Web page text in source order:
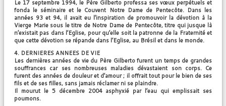
Le 17 septembre 1994, le Père Gilberto professa ses vœux perpétuels et
fonda le séminaire et le Couvent Notre Dame de Pentecôte. Dans les
années 93 et 94, il avait eu l’inspiration de promouvoir la dévotion à la
Vierge Marie sous le titre de Notre Dame de Pentecôte, titre qui jusque là
n’existait pas dans l’Eglise, pour qu’elle soit la patronne de la Fraternité et
que cette dévotion se répande dans l’Eglise, au Brésil et dans le monde.
4. DERNIERES ANNEES DE VIE
Les dernières années de vie du Père Gilberto furent un temps de grandes
souffrances car ses nombreuses maladies dévastaient son corps. Ce
furent des années de douleur et d’amour ; il offrait tout pour le bien de ses
fils et de ses filles, sans jamais réclamer ni se plaindre.
Il mourut le 5 décembre 2004 asphyxié par l’eau qui emplissait ses
poumons.